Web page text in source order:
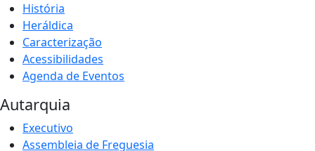
História
Heráldica
Caracterização
Acessibilidades
Agenda de Eventos
Autarquia
Executivo
Assembleia de Freguesia